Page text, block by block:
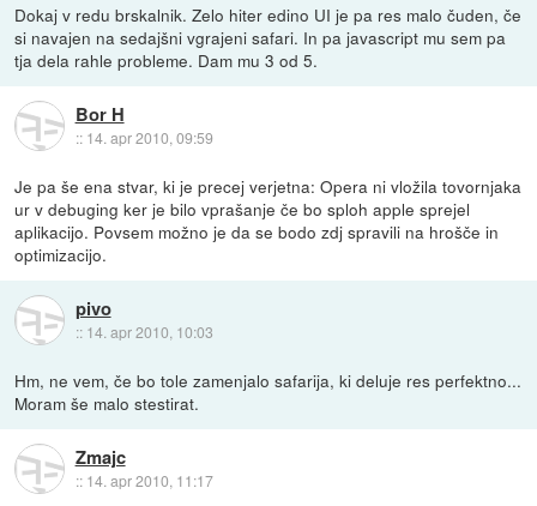
Dokaj v redu brskalnik. Zelo hiter edino UI je pa res malo čuden, če
si navajen na sedajšni vgrajeni safari. In pa javascript mu sem pa
tja dela rahle probleme. Dam mu 3 od 5.
Bor H
:: 14. apr 2010, 09:59
Je pa še ena stvar, ki je precej verjetna: Opera ni vložila tovornjaka
ur v debuging ker je bilo vprašanje če bo sploh apple sprejel
aplikacijo. Povsem možno je da se bodo zdj spravili na hrošče in
optimizacijo.
pivo
:: 14. apr 2010, 10:03
Hm, ne vem, če bo tole zamenjalo safarija, ki deluje res perfektno...
Moram še malo stestirat.
Zmajc
:: 14. apr 2010, 11:17